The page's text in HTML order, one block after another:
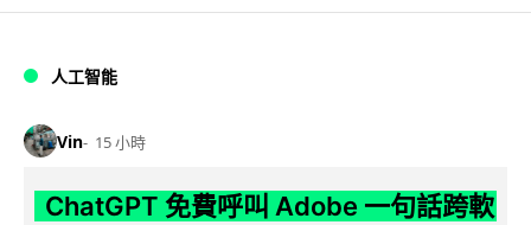
人工智能
Vin 15 小時
ChatGPT 免費呼叫 Adobe 一句話跨軟